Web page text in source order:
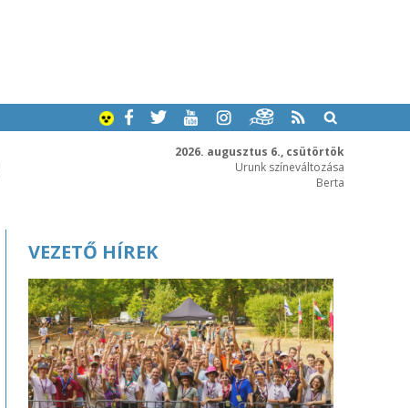
2026. augusztus 6., csütörtök
Urunk színeváltozása
Berta
VEZETŐ HÍREK